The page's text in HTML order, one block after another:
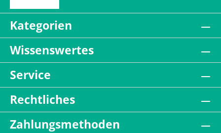
Kategorien
Wissenswertes
Service
Rechtliches
Zahlungsmethoden